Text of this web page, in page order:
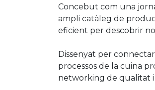
Concebut com una
ampli catàleg de
eficient per descobrir
Dissenyat per
processos de la cuina
networking de qualitat